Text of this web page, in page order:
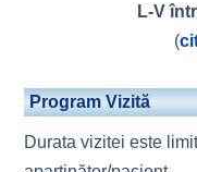
L-V
(
Program Vizită
Durata vizitei este